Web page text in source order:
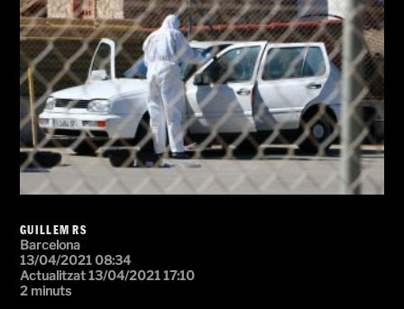
GUILLEM RS
Barcelona
13/04/2021 08:34
Actualitzat 13/04/2021 17:10
2 minuts